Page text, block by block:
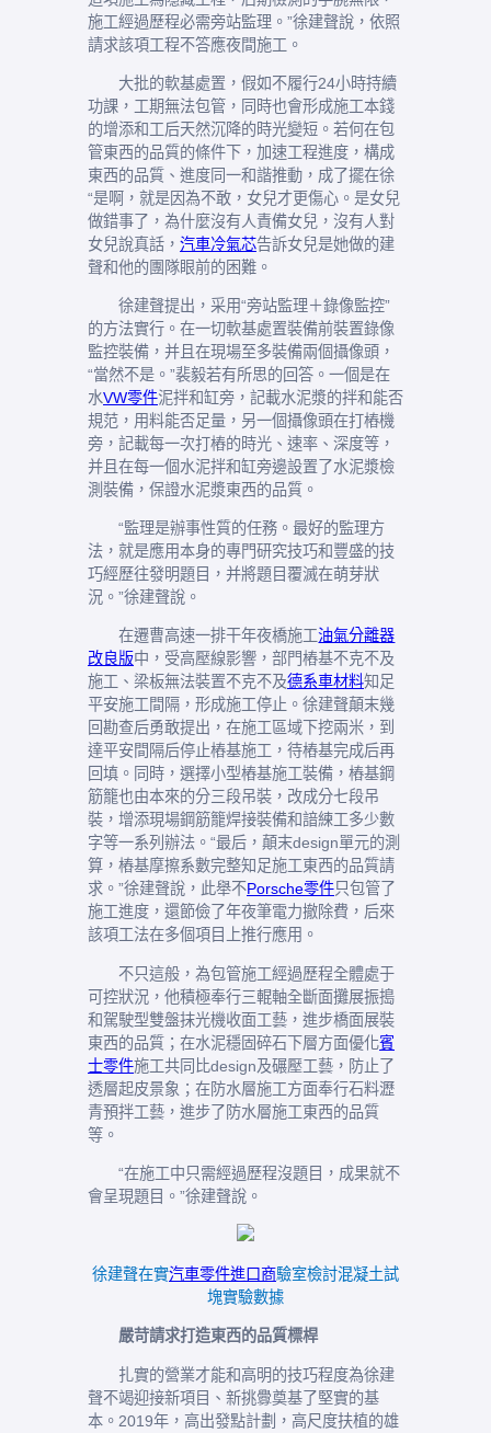
施工經過歷程必需旁站監理。”徐建聲說，依照
請求該項工程不答應夜間施工。
大批的軟基處置，假如不履行24小時持續
功課，工期無法包管，同時也會形成施工本錢
的增添和工后天然沉降的時光變短。若何在包
管東西的品質的條件下，加速工程進度，構成
東西的品質、進度同一和諧推動，成了擺在徐
“是啊，就是因為不敢，女兒才更傷心。是女兒
做錯事了，為什麼沒有人責備女兒，沒有人對
女兒說真話， 汽車冷氣芯告訴女兒是她做的建
聲和他的團隊眼前的困難。
徐建聲提出，采用“旁站監理＋錄像監控”
的方法實行。在一切軟基處置裝備前裝置錄像
監控裝備，并且在現場至多裝備兩個攝像頭，
“當然不是。”裴毅若有所思的回答。一個是在
水VW零件泥拌和缸旁，記載水泥漿的拌和能否
規范，用料能否足量，另一個攝像頭在打樁機
旁，記載每一次打樁的時光、速率、深度等，
并且在每一個水泥拌和缸旁邊設置了水泥漿檢
測裝備，保證水泥漿東西的品質。
“監理是辦事性質的任務。最好的監理方
法，就是應用本身的專門研究技巧和豐盛的技
巧經歷往發明題目，并將題目覆滅在萌芽狀
況。”徐建聲說。
在遷曹高速一排干年夜橋施工油氣分離器
改良版中，受高壓線影響，部門樁基不克不及
施工、梁板無法裝置不克不及德系車材料知足
平安施工間隔，形成施工停止。徐建聲顛末幾
回勘查后勇敢提出，在施工區域下挖兩米，到
達平安間隔后停止樁基施工，待樁基完成后再
回填。同時，選擇小型樁基施工裝備，樁基鋼
筋籠也由本來的分三段吊裝，改成分七段吊
裝，增添現場鋼筋籠焊接裝備和諳練工多少數
字等一系列辦法。“最后，顛末design單元的測
算，樁基摩擦系數完整知足施工東西的品質請
求。”徐建聲說，此舉不Porsche零件只包管了
施工進度，還節儉了年夜筆電力撤除費，后來
該項工法在多個項目上推行應用。
不只這般，為包管施工經過歷程全體處于
可控狀況，他積極奉行三輥軸全斷面攤展振搗
和駕駛型雙盤抹光機收面工藝，進步橋面展裝
東西的品質；在水泥穩固碎石下層方面優化賓
士零件施工共同比design及碾壓工藝，防止了
透層起皮景象；在防水層施工方面奉行石料瀝
青預拌工藝，進步了防水層施工東西的品質
等。
“在施工中只需經過歷程沒題目，成果就不
會呈現題目。”徐建聲說。
徐建聲在實汽車零件進口商驗室檢討混凝土試
塊實驗數據
嚴苛請求打造東西的品質標桿
扎實的營業才能和高明的技巧程度為徐建
聲不竭迎接新項目、新挑釁奠基了堅實的基
本。2019年，高出發點計劃，高尺度扶植的雄